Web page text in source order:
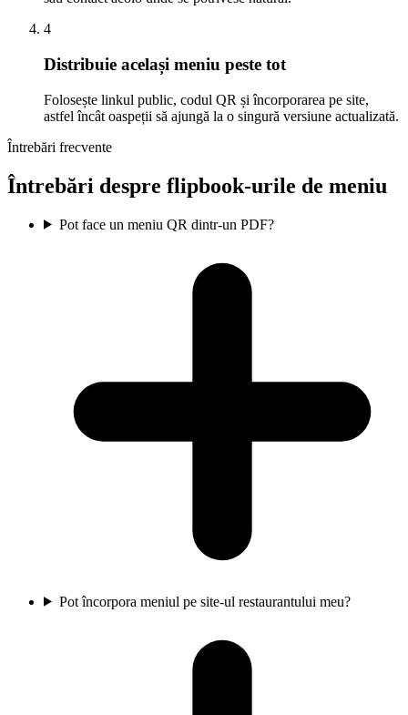
4
Distribuie același meniu peste tot
Folosește linkul public, codul QR și încorporarea pe site,
astfel încât oaspeții să ajungă la o singură versiune actualizată.
Întrebări frecvente
Întrebări despre flipbook-urile de meniu
Pot face un meniu QR dintr-un PDF?
Pot încorpora meniul pe site-ul restaurantului meu?